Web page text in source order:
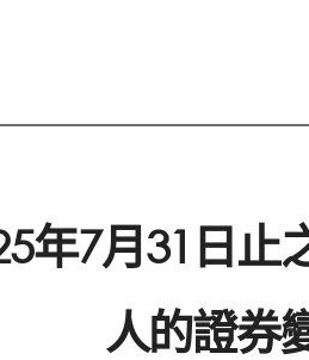
年7月31日止
人的證券